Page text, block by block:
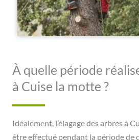
À quelle période
à Cuise la motte ?
Idéalement, l’élagage des arbres à
être effectué pendant la période de